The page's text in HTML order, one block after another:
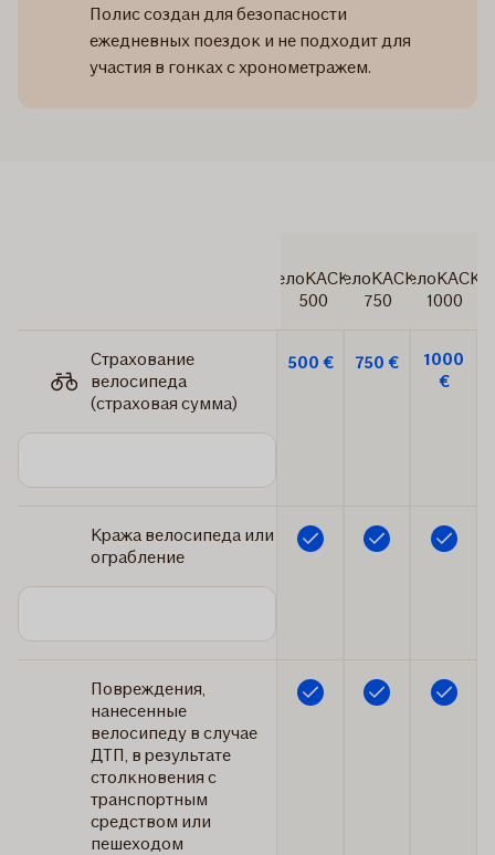
Полис создан для безопасности
ежедневных поездок и не подходит для
участия в гонках с хронометражем.
ВелоКАСКО
500
ВелоКАСКО
750
ВелоКАСКО
1000
Страхование
велосипеда
(страховая сумма)
500 € 750 €
1000
€
Кража велосипеда или
ограбление
Включено Включено Включено
Повреждения,
нанесенные
велосипеду в случае
ДТП, в результате
столкновения с
транспортным
средством или
пешеходом
Включено Включено Включено